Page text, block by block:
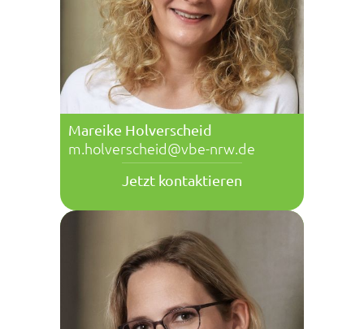
Mareike Holverscheid
m.holverscheid@vbe-nrw.de
Jetzt kontaktieren